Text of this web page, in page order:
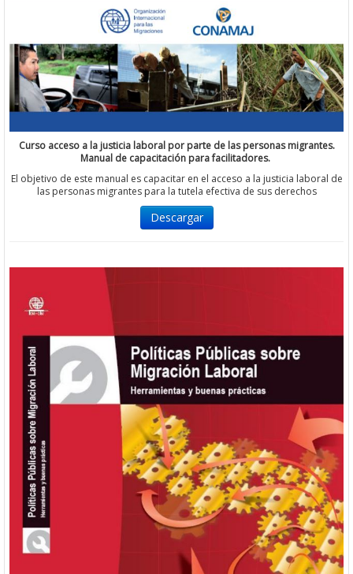
Curso acceso a la justicia laboral por parte de las personas migrantes.
Manual de capacitación para facilitadores.
El objetivo de este manual es capacitar en el acceso a la justicia laboral de
las personas migrantes para la tutela efectiva de sus derechos
Descargar